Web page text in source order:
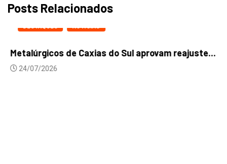
Posts Relacionados
DESTAQUES NOTICIAS
Metalúrgicos de Caxias do Sul aprovam reajuste...
24/07/2026